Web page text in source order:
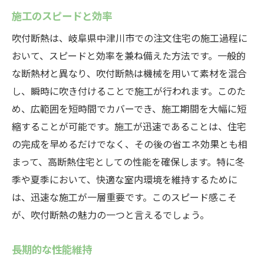
施工のスピードと効率
吹付断熱は、岐阜県中津川市での注文住宅の施工過程に
おいて、スピードと効率を兼ね備えた方法です。一般的
な断熱材と異なり、吹付断熱は機械を用いて素材を混合
し、瞬時に吹き付けることで施工が行われます。このた
め、広範囲を短時間でカバーでき、施工期間を大幅に短
縮することが可能です。施工が迅速であることは、住宅
の完成を早めるだけでなく、その後の省エネ効果とも相
まって、高断熱住宅としての性能を確保します。特に冬
季や夏季において、快適な室内環境を維持するために
は、迅速な施工が一層重要です。このスピード感こそ
が、吹付断熱の魅力の一つと言えるでしょう。
長期的な性能維持